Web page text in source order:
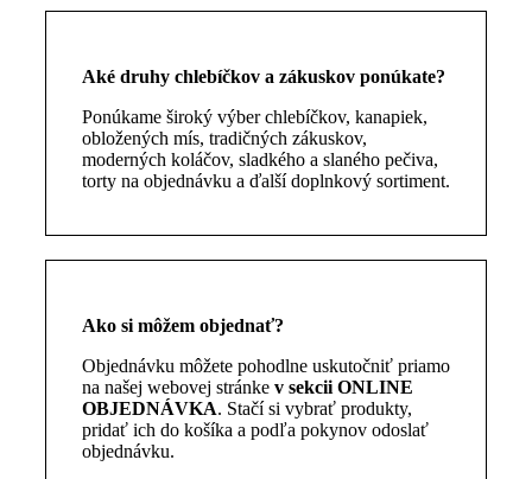
Aké druhy chlebíčkov a zákuskov ponúkate?
Ponúkame široký výber chlebíčkov, kanapiek,
obložených mís, tradičných zákuskov,
moderných koláčov, sladkého a slaného pečiva,
torty na objednávku a ďalší doplnkový sortiment.
Ako si môžem objednať?
Objednávku môžete pohodlne uskutočniť priamo
na našej webovej stránke v sekcii ONLINE
OBJEDNÁVKA. Stačí si vybrať produkty,
pridať ich do košíka a podľa pokynov odoslať
objednávku.